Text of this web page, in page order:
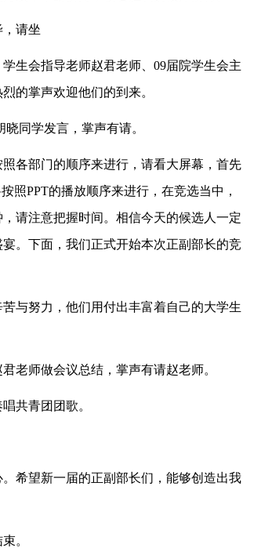
请坐
生会指导老师赵君老师、09届院学生会主
的掌声欢迎他们的到来。
同学发言，掌声有请。
各部门的顺序来进行，请看大屏幕，首先
照PPT的播放顺序来进行，在竞选当中，
请注意把握时间。相信今天的候选人一定
。下面，我们正式开始本次正副部长的竞
与努力，他们用付出丰富着自己的大学生
老师做会议总结，掌声有请赵老师。
共青团团歌。
希望新一届的正副部长们，能够创造出我
。